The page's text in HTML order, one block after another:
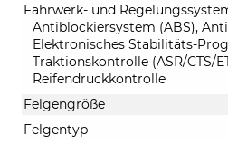
Fahrwerk- und
Antiblockiersystem (ABS),
Elektronisches Stabilitäts-
Traktionskontrolle (ASR/CTS/
Reifendruckkontrolle
Felgengröße
Felgentyp